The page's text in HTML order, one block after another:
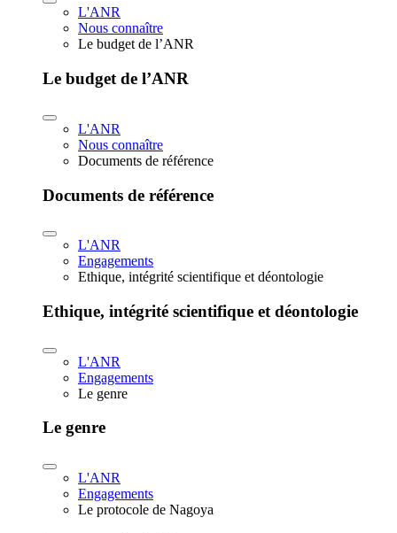
L'ANR
Nous connaître
Le budget de l’ANR
Le budget de l’ANR
L'ANR
Nous connaître
Documents de référence
Documents de référence
L'ANR
Engagements
Ethique, intégrité scientifique et déontologie
Ethique, intégrité scientifique et déontologie
L'ANR
Engagements
Le genre
Le genre
L'ANR
Engagements
Le protocole de Nagoya